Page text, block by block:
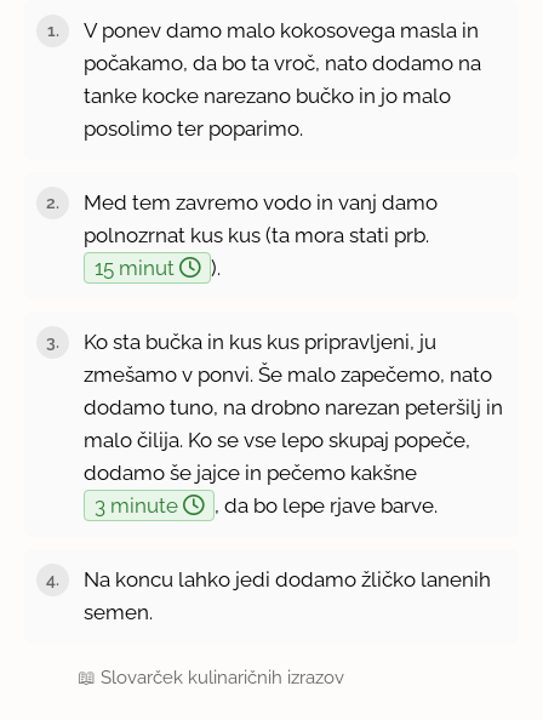
V ponev damo malo kokosovega masla in
počakamo, da bo ta vroč, nato dodamo na
tanke kocke narezano bučko in jo malo
posolimo ter poparimo.
Med tem zavremo vodo in vanj damo
polnozrnat kus kus (ta mora stati prb.
15 minut
).
Ko sta bučka in kus kus pripravljeni, ju
zmešamo v ponvi. Še malo zapečemo, nato
dodamo tuno, na drobno narezan peteršilj in
malo čilija. Ko se vse lepo skupaj popeče,
dodamo še jajce in pečemo kakšne
3 minute
, da bo lepe rjave barve.
Na koncu lahko jedi dodamo žličko lanenih
semen.
📖Slovarček kulinaričnih izrazov